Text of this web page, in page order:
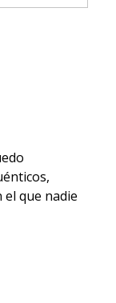
que nadie